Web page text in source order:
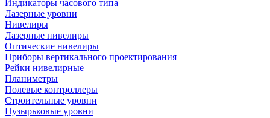
Индикаторы часового типа
Лазерные уровни
Нивелиры
Лазерные нивелиры
Оптические нивелиры
Приборы вертикального проектирования
Рейки нивелирные
Планиметры
Полевые контроллеры
Строительные уровни
Пузырьковые уровни